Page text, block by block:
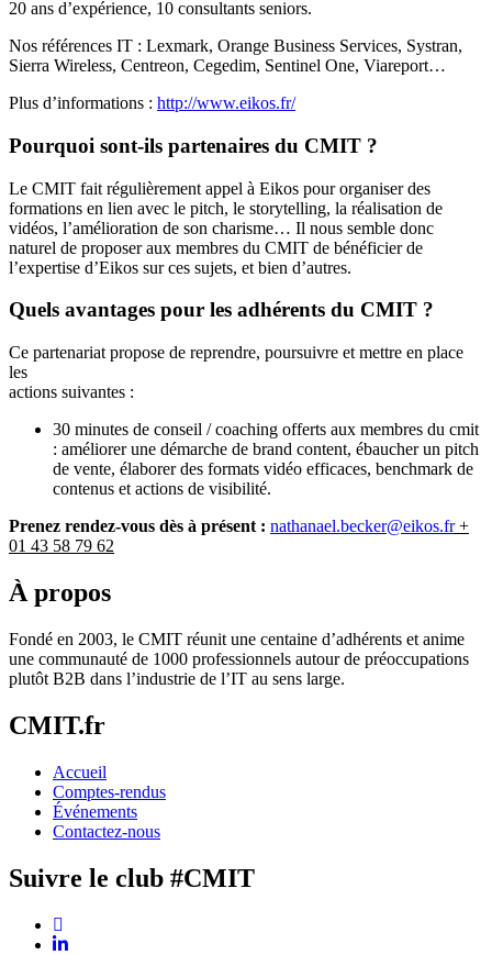
20 ans d’expérience, 10 consultants seniors.
Nos références IT : Lexmark, Orange Business Services, Systran,
Sierra Wireless, Centreon, Cegedim, Sentinel One, Viareport…
Plus d’informations : http://www.eikos.fr/
Pourquoi sont-ils partenaires du CMIT ?
Le CMIT fait régulièrement appel à Eikos pour organiser des
formations en lien avec le pitch, le storytelling, la réalisation de
vidéos, l’amélioration de son charisme… Il nous semble donc
naturel de proposer aux membres du CMIT de bénéficier de
l’expertise d’Eikos sur ces sujets, et bien d’autres.
Quels avantages pour les adhérents du CMIT ?
Ce partenariat propose de reprendre, poursuivre et mettre en place
les
actions suivantes :
30 minutes de conseil / coaching offerts aux membres du cmit
: améliorer une démarche de brand content, ébaucher un pitch
de vente, élaborer des formats vidéo efficaces, benchmark de
contenus et actions de visibilité.
Prenez rendez-vous dès à présent : nathanael.becker@eikos.fr+
01 43 58 79 62
À propos
Fondé en 2003, le CMIT réunit une centaine d’adhérents et anime
une communauté de 1000 professionnels autour de préoccupations
plutôt B2B dans l’industrie de l’IT au sens large.
CMIT.fr
Accueil
Comptes-rendus
Événements
Contactez-nous
Suivre le club #CMIT
(Twitter)
Linkedin